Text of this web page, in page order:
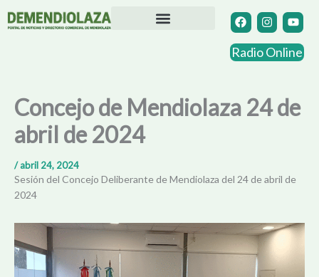
F
a
c
e
b
I
n
s
t
a
m
Y
o
u
t
u
Radio Online
Concejo de Mendiolaza 24 de
abril de 2024
/abril 24, 2024
Sesión del Concejo Deliberante de Mendiolaza del 24 de abril de
2024